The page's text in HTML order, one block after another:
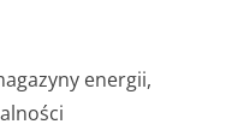
energii,